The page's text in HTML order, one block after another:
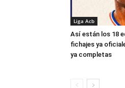
Liga Acb
Así están los 18
fichajes ya
ya completas